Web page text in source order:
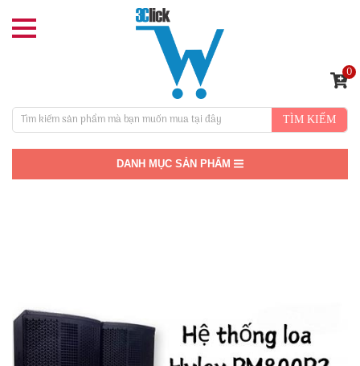
TÌM KIẾM
0
DANH MỤC SẢN PHẨM